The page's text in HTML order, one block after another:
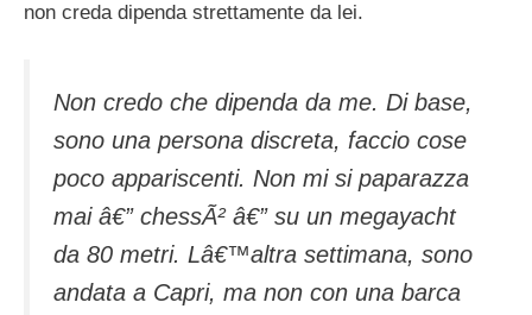
non creda dipenda strettamente da lei.
Non credo che dipenda da me. Di base,
sono una persona discreta, faccio cose
poco appariscenti. Non mi si paparazza
mai â€” chessÃ² â€” su un megayacht
da 80 metri. Lâ€™altra settimana, sono
andata a Capri, ma non con una barca